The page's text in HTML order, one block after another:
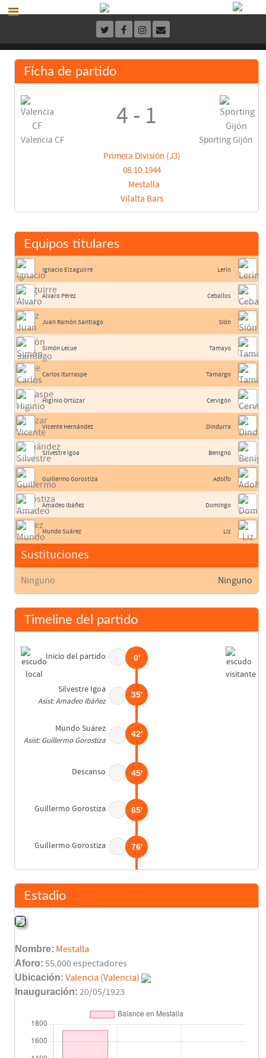
Ficha de partido
Valencia CF
4 - 1
Sporting Gijón
Primera División (J3)
08.10.1944
Mestalla
Vilalta Bars
Equipos titulares
Ignacio Eizaguirre
Álvaro Pérez
Juan Ramón Santiago
Simón Lecue
Carlos Iturraspe
Higinio Ortúzar
Vicente Hernández
Silvestre Igoa
Guillermo Gorostiza
Amadeo Ibáñez
Mundo Suárez
Sustituciones
Ninguno
Lerín
Ceballos
Sión
Tamayo
Tamargo
Cervigón
Dindurra
Benigno
Adolfo
Domingo
Liz
Ninguno
Timeline del partido
Inicio del partido 0'
Silvestre Igoa
Asist: Amadeo Ibáñez
35'
Mundo Suárez
Asist: Guillermo Gorostiza
42'
Descanso 45'
Guillermo Gorostiza 65'
Guillermo Gorostiza 76'
Liz
81'
Estadio
Nombre: Mestalla
Aforo: 55.000 espectadores
Ubicación: Valencia (Valencia)
Inauguración: 20/05/1923